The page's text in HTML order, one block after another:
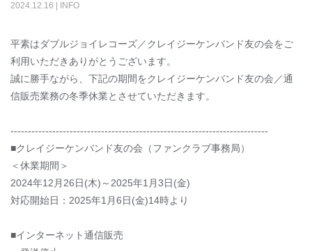
2024.12.16 INFO
平素はダブルジョイレコーズ／クレイジーケンバンド友の会をご
利用いただきありがとうございます。
誠に勝手ながら、下記の期間をクレイジーケンバンド友の会／通
信販売業務の冬季休業とさせていただきます。
--------------------------------------------------------------------------
■クレイジーケンバンド友の会（ファンクラブ事務局）
＜休業期間＞
2024年12月26日(木)～2025年1月3日(金)
対応開始日：2025年1月6日(金)14時より
■インターネット通信販売